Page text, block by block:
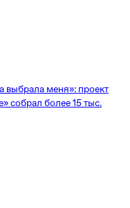
выбрала меня»: проект
собрал более 15 тыс.